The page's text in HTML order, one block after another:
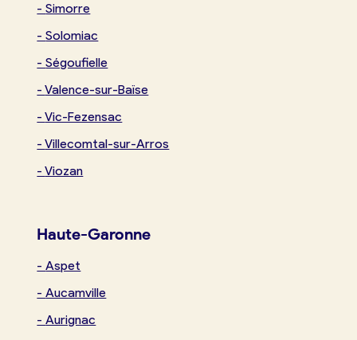
-Simorre
-Solomiac
-Ségoufielle
-Valence-sur-Baïse
-Vic-Fezensac
-Villecomtal-sur-Arros
-Viozan
Haute-Garonne
-Aspet
-Aucamville
-Aurignac